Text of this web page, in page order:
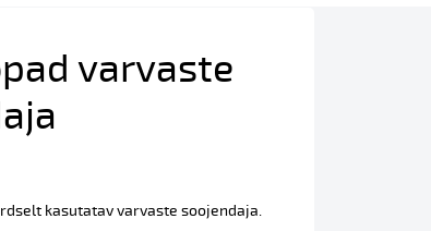
varvaste
kasutatav varvaste soojendaja.